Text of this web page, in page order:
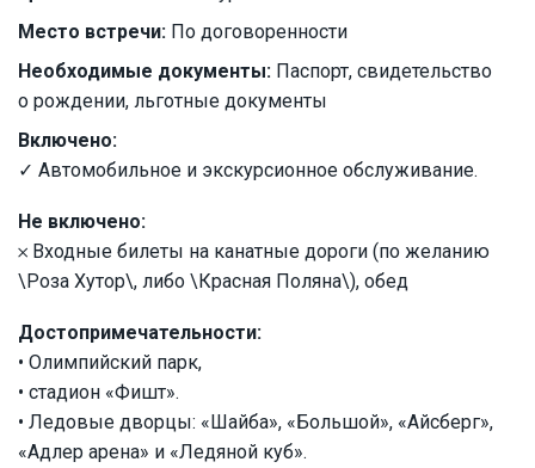
Место встречи: По договоренности
Необходимые документы: Паспорт, свидетельство
о рождении, льготные документы
Включено:
✓ Автомобильное и экскурсионное обслуживание.
Не включено:
𐄂 Входные билеты на канатные дороги (по желанию
\Роза Хутор\, либо \Красная Поляна\), обед
Достопримечательности:
• Олимпийский парк,
• стадион «Фишт».
• Ледовые дворцы: «Шайба», «Большой», «Айсберг»,
«Адлер арена» и «Ледяной куб».